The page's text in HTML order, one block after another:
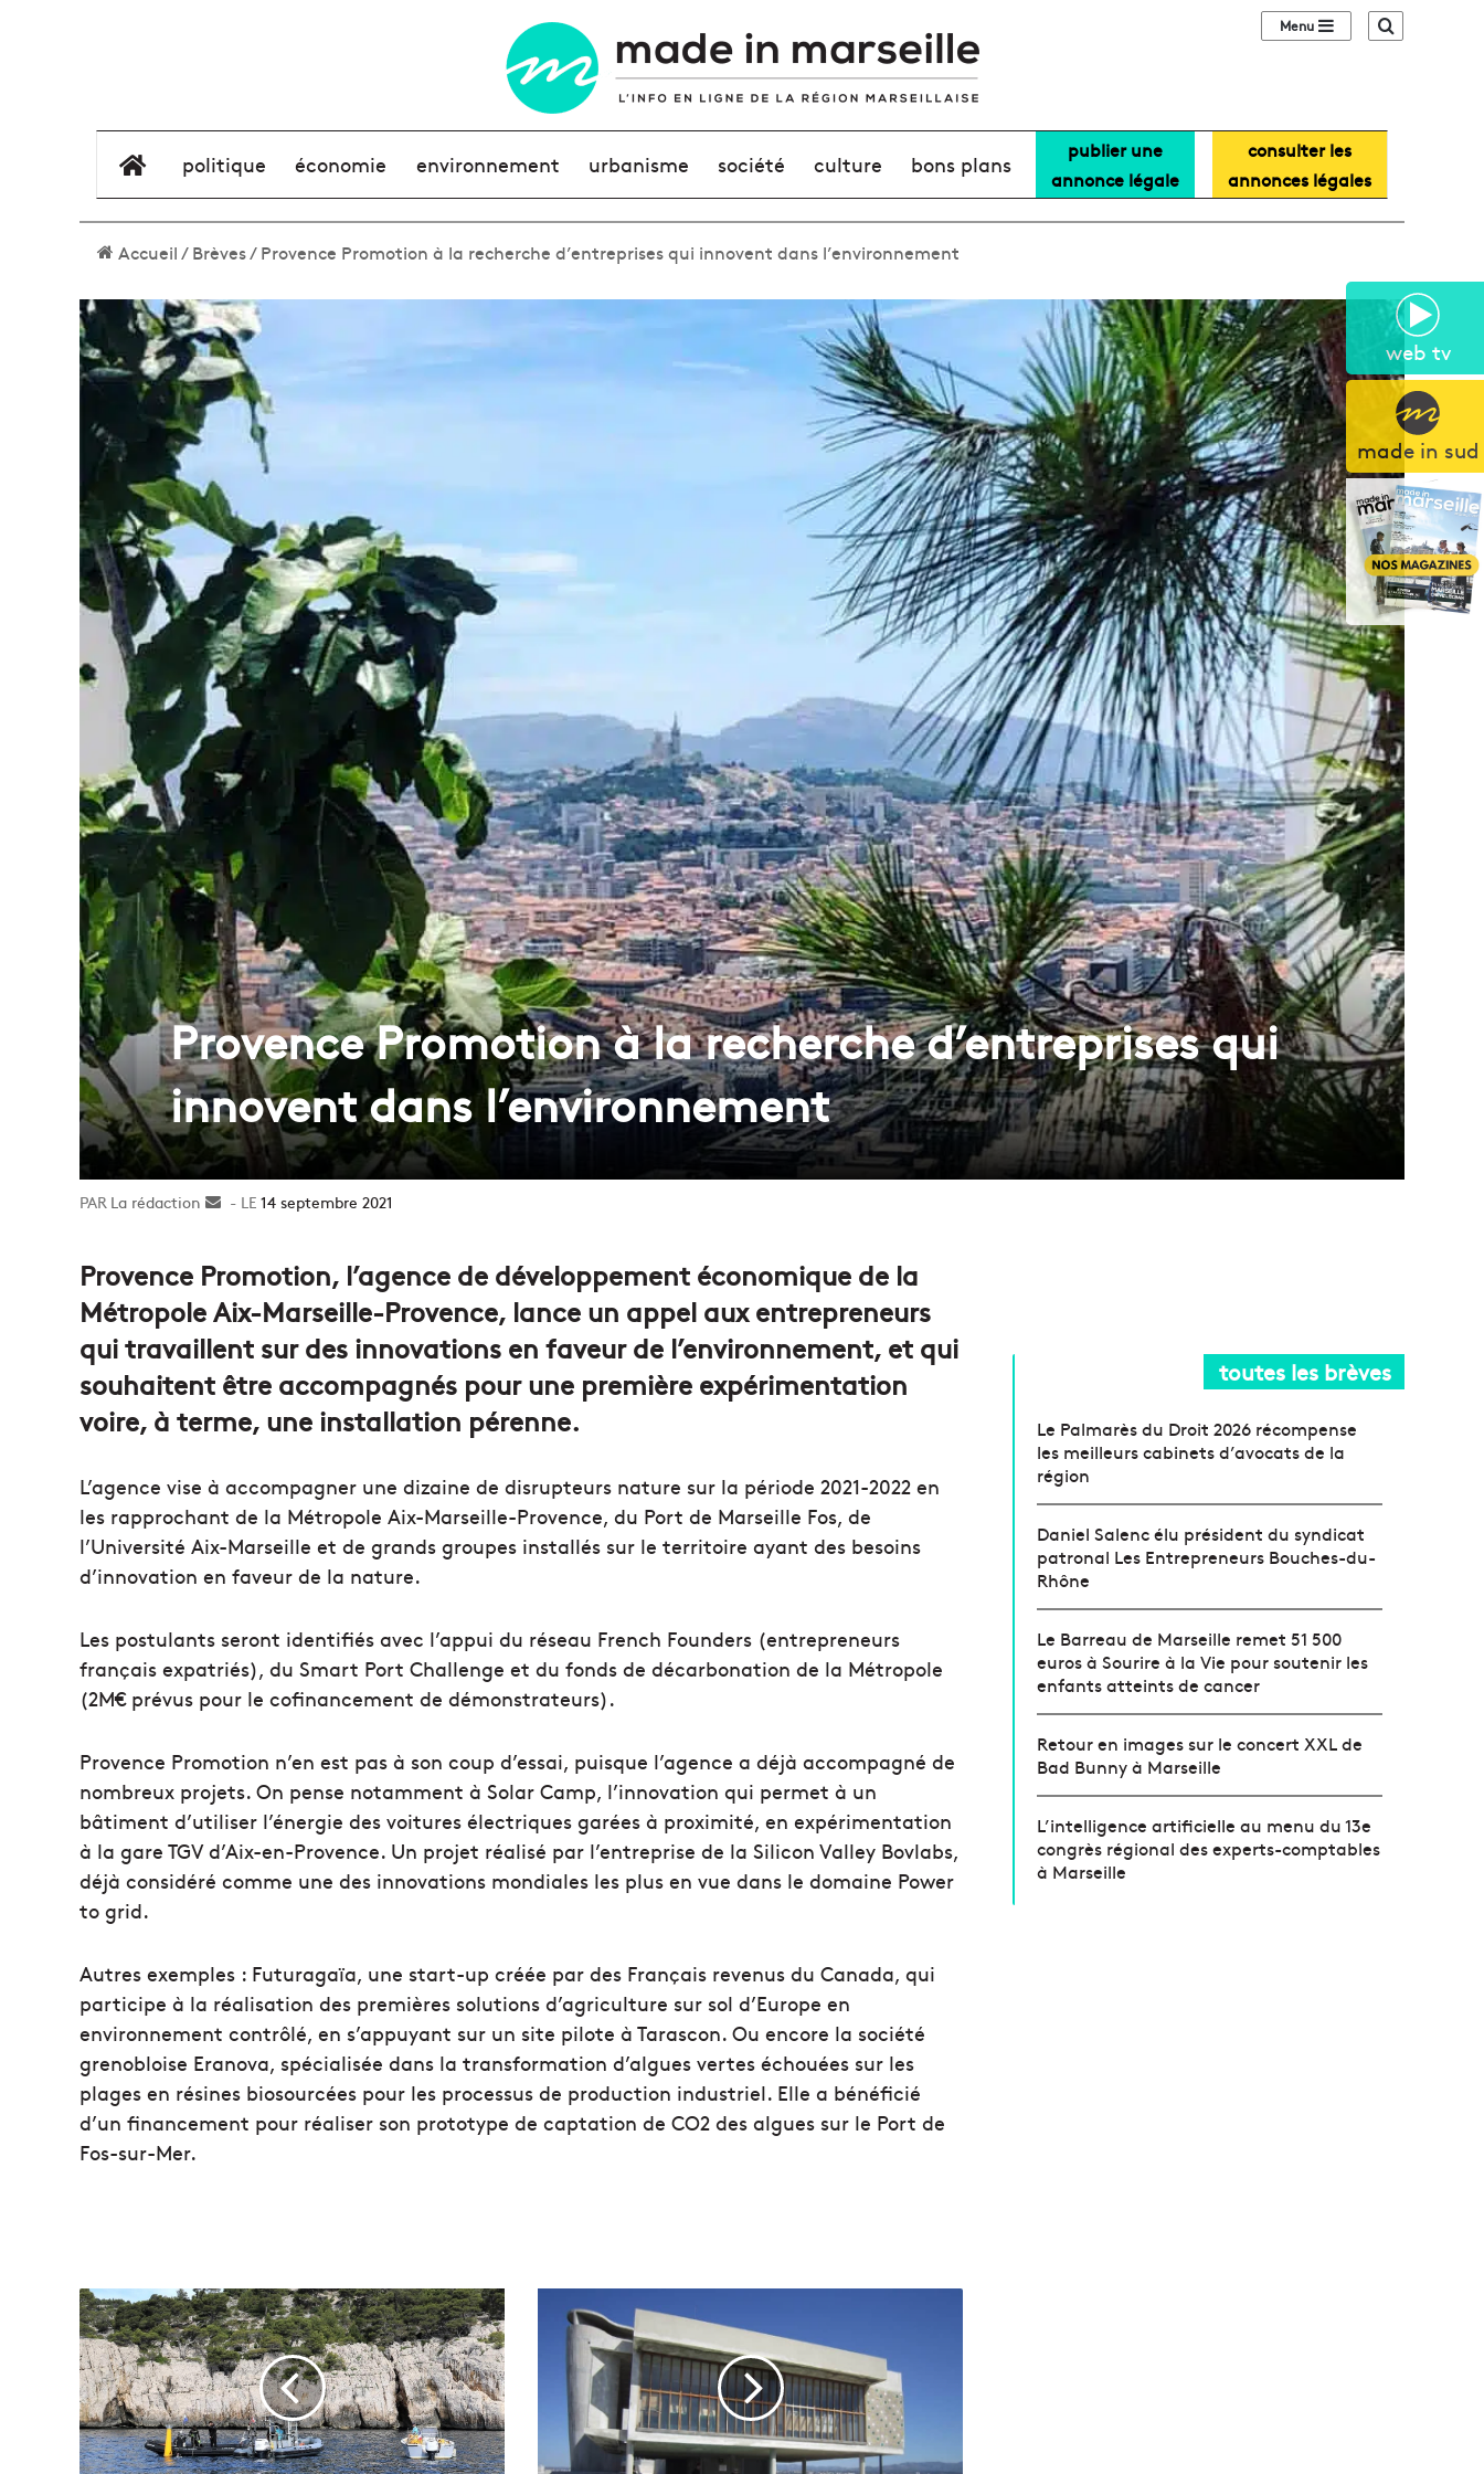
web tv
made in sud
Sidebar (barre
élément de menu
politique économie environnement urbanisme société culture bons plans
publier une
annonce légale
consulter les
annonces légales
Accueil/Brèves/Provence Promotion à la recherche d’entreprises qui innovent dans l’environnement
Provence Promotion à la recherche d’entreprises qui
innovent dans l’environnement
La rédaction
Envoyer14 septembre 2021
Provence Promotion, l’agence de développement économique de la
Métropole Aix-Marseille-Provence, lance un appel aux entrepreneurs
qui travaillent sur des innovations en faveur de l’environnement, et qui
souhaitent être accompagnés pour une première expérimentation
voire, à terme, une installation pérenne.
L’agence vise à accompagner une dizaine de disrupteurs nature sur la période 2021-2022 en
les rapprochant de la Métropole Aix-Marseille-Provence, du Port de Marseille Fos, de
l’Université Aix-Marseille et de grands groupes installés sur le territoire ayant des besoins
d’innovation en faveur de la nature.
Les postulants seront identifiés avec l’appui du réseau French Founders (entrepreneurs
français expatriés), du Smart Port Challenge et du fonds de décarbonation de la Métropole
(2M€ prévus pour le cofinancement de démonstrateurs).
Provence Promotion n’en est pas à son coup d’essai, puisque l’agence a déjà accompagné de
nombreux projets. On pense notamment à Solar Camp, l’innovation qui permet à un
bâtiment d’utiliser l’énergie des voitures électriques garées à proximité, en expérimentation
à la gare TGV d’Aix-en-Provence. Un projet réalisé par l’entreprise de la Silicon Valley Bovlabs,
déjà considéré comme une des innovations mondiales les plus en vue dans le domaine Power
to grid.
Autres exemples : Futuragaïa, une start-up créée par des Français revenus du Canada, qui
participe à la réalisation des premières solutions d’agriculture sur sol d’Europe en
environnement contrôlé, en s’appuyant sur un site pilote à Tarascon. Ou encore la société
grenobloise Eranova, spécialisée dans la transformation d’algues vertes échouées sur les
plages en résines biosourcées pour les processus de production industriel. Elle a bénéficié
d’un financement pour réaliser son prototype de captation de CO2 des algues sur le Port de
Fos-sur-Mer.
C
o
n
g
r
è
s
m
t
toutes les brèves
Le Palmarès du Droit 2026 récompense
les meilleurs cabinets d’avocats de la
région
Daniel Salenc élu président du syndicat
patronal Les Entrepreneurs Bouches-du-
Rhône
Le Barreau de Marseille remet 51 500
euros à Sourire à la Vie pour soutenir les
enfants atteints de cancer
Retour en images sur le concert XXL de
Bad Bunny à Marseille
L’intelligence artificielle au menu du 13e
congrès régional des experts-comptables
à Marseille